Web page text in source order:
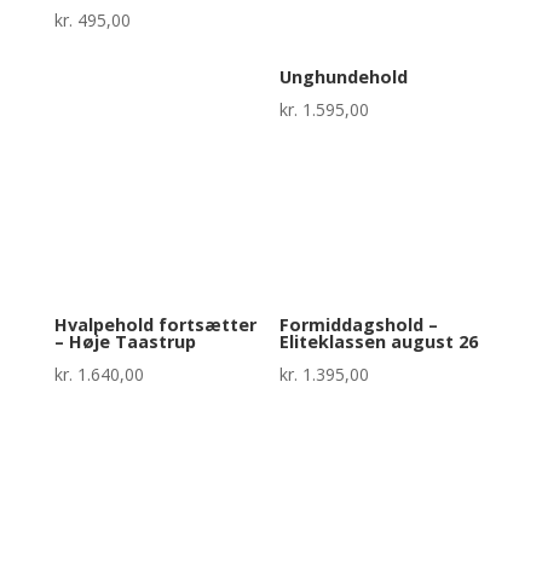
kr. 495,00
Unghundehold
kr. 1.595,00
Hvalpehold fortsætter
– Høje Taastrup
kr. 1.640,00
Formiddagshold –
Eliteklassen august 26
kr. 1.395,00